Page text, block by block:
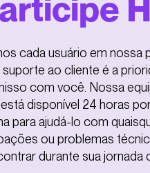
cada usuário em nossa
ao cliente é a
com você. Nossa
disponível 24 horas
para ajudá-lo com
ou problemas
durante sua jornada